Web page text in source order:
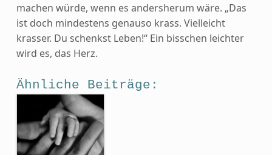
machen würde, wenn es andersherum wäre. „Das
ist doch mindestens genauso krass. Vielleicht
krasser. Du schenkst Leben!“ Ein bisschen leichter
wird es, das Herz.
Ähnliche Beiträge: